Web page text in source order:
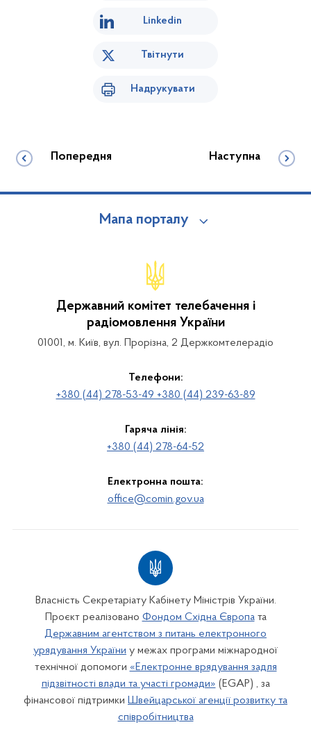
Linkedin
Твітнути
Надрукувати
Попередня Наступна
Мапа порталу
Державний комітет телебачення і
радіомовлення України
01001, м. Київ, вул. Прорізна, 2 Держкомтелерадіо
Телефони:
+380 (44) 278-53-49 +380 (44) 239-63-89
Гаряча лінія:
+380 (44) 278-64-52
Електронна пошта:
office@comin.gov.ua
Власність Секретаріату Кабінету Міністрів України.
Проєкт реалізовано Фондом Східна Європата
Державним агентством з питань електронного
урядування України у межах програми міжнародної
технічної допомоги «Електронне врядування задля
підзвітності влади та участі громади» (EGAP) , за
фінансової підтримки Швейцарської агенції розвитку та
співробітництва